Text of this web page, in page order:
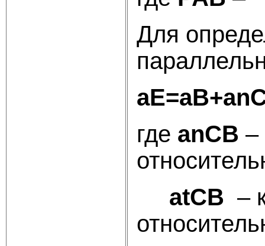
Для
где anCB –
atCB –